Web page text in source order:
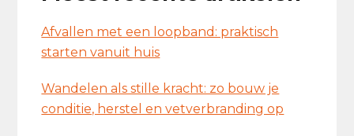
Afvallen met een loopband: praktisch
starten vanuit huis
Wandelen als stille kracht: zo bouw je
conditie, herstel en vetverbranding op